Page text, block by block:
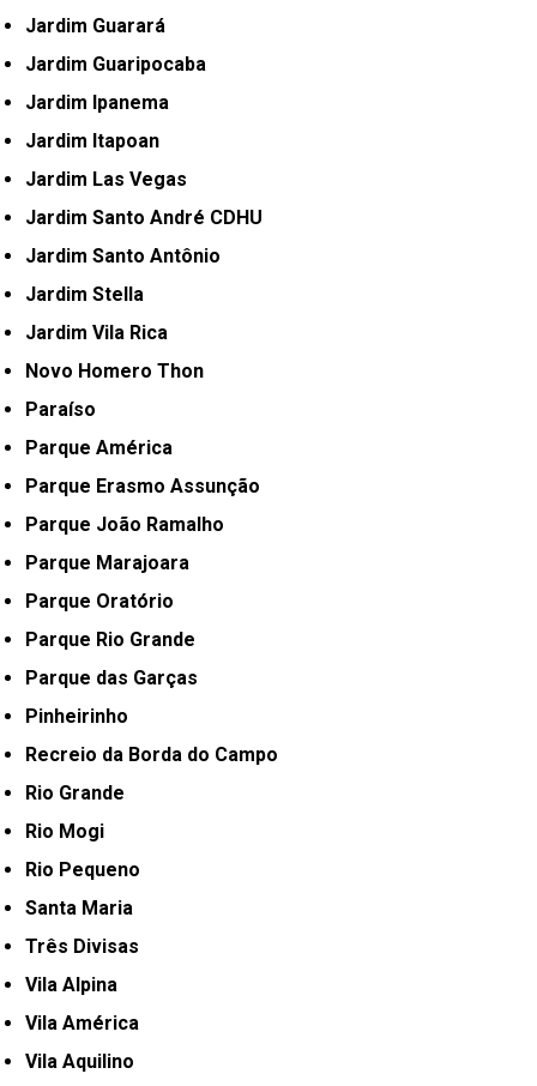
Jardim Guarará
Jardim Guaripocaba
Jardim Ipanema
Jardim Itapoan
Jardim Las Vegas
Jardim Santo André CDHU
Jardim Santo Antônio
Jardim Stella
Jardim Vila Rica
Novo Homero Thon
Paraíso
Parque América
Parque Erasmo Assunção
Parque João Ramalho
Parque Marajoara
Parque Oratório
Parque Rio Grande
Parque das Garças
Pinheirinho
Recreio da Borda do Campo
Rio Grande
Rio Mogi
Rio Pequeno
Santa Maria
Três Divisas
Vila Alpina
Vila América
Vila Aquilino